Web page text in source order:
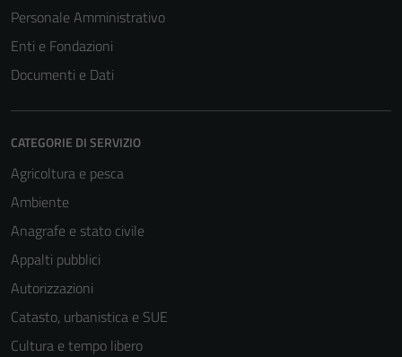
Personale Amministrativo
Enti e Fondazioni
Documenti e Dati
CATEGORIE DI SERVIZIO
Agricoltura e pesca
Ambiente
Anagrafe e stato civile
Appalti pubblici
Autorizzazioni
Catasto, urbanistica e SUE
Cultura e tempo libero